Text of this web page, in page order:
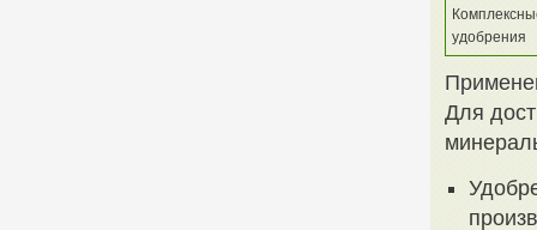
удобрения
Для